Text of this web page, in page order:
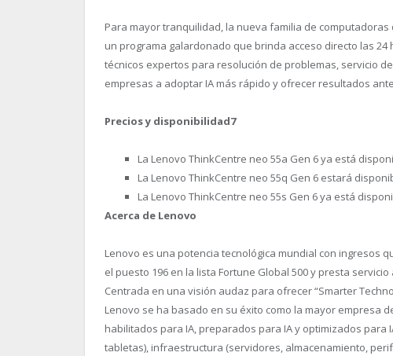
Para mayor tranquilidad, la nueva familia de
un programa galardonado que brinda acceso directo las
técnicos expertos para resolución de problemas, servicio
empresas a adoptar IA más rápido y ofrecer resultados
Precios y disponibilidad7
La Lenovo ThinkCentre neo 55a Gen 6 ya está
La Lenovo ThinkCentre neo 55q Gen 6 estará
La Lenovo ThinkCentre neo 55s Gen 6 ya está
Acerca de Lenovo
Lenovo es una potencia tecnológica mundial con ingresos
el puesto 196 en la lista Fortune Global 500 y presta
Centrada en una visión audaz para ofrecer “Smarter
Lenovo se ha basado en su éxito como la mayor empresa
habilitados para IA, preparados para IA y optimizados
tabletas), infraestructura (servidores, almacenamiento,